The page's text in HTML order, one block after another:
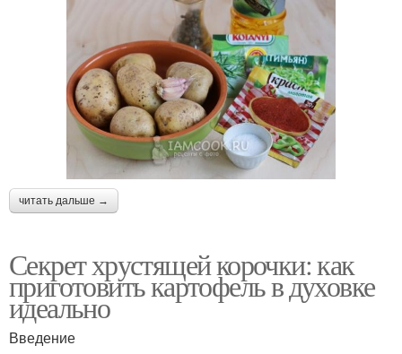
читать дальше →
Секрет хрустящей корочки: как
приготовить картофель в духовке
идеально
Введение